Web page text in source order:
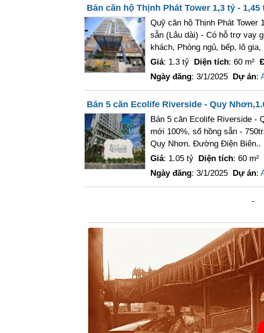
Bán căn hộ Thịnh Phát Tower 1,3 tỷ - 1,45
Quỹ căn hộ Thịnh Phát Tower
sẵn (Lâu dài) - Có hỗ trợ vay
khách, Phòng ngủ, bếp, lô gia,
Giá: 1.3 tỷ Diện tích: 60 m²
Ngày đăng: 3/1/2025 Dự án:
Bán 5 căn Ecolife Riverside - Quy
Bán 5 căn Ecolife Riverside -
mới 100%, sổ hồng sẵn -
Quy Nhơn. Đường Điện Biên..
Giá: 1.05 tỷ Diện tích: 60 m²
Ngày đăng: 3/1/2025 Dự án: